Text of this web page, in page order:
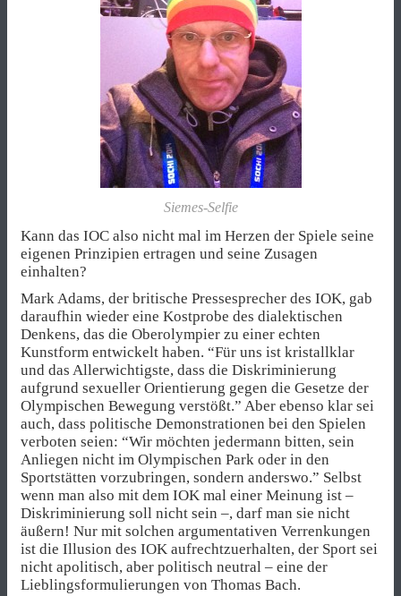
Siemes-Selfie
Kann das IOC also nicht mal im Herzen der Spiele seine
eigenen Prinzipien ertragen und seine Zusagen
einhalten?
Mark Adams, der britische Pressesprecher des IOK, gab
daraufhin wieder eine Kostprobe des dialektischen
Denkens, das die Oberolympier zu einer echten
Kunstform entwickelt haben. “Für uns ist kristallklar
und das Allerwichtigste, dass die Diskriminierung
aufgrund sexueller Orientierung gegen die Gesetze der
Olympischen Bewegung verstößt.” Aber ebenso klar sei
auch, dass politische Demonstrationen bei den Spielen
verboten seien: “Wir möchten jedermann bitten, sein
Anliegen nicht im Olympischen Park oder in den
Sportstätten vorzubringen, sondern anderswo.” Selbst
wenn man also mit dem IOK mal einer Meinung ist –
Diskriminierung soll nicht sein –, darf man sie nicht
äußern! Nur mit solchen argumentativen Verrenkungen
ist die Illusion des IOK aufrechtzuerhalten, der Sport sei
nicht apolitisch, aber politisch neutral – eine der
Lieblingsformulierungen von Thomas Bach.